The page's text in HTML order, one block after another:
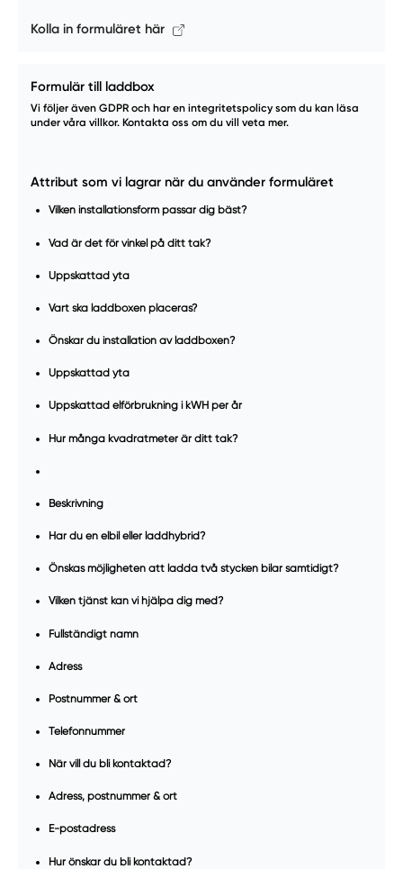
Kolla in formuläret här
Formulär till laddbox
Vi följer även GDPR och har en integritetspolicy som du kan läsa
under våra villkor. Kontakta oss om du vill veta mer.
Attribut som vi lagrar när du använder formuläret
Vilken installationsform passar dig bäst?
Vad är det för vinkel på ditt tak?
Uppskattad yta
Vart ska laddboxen placeras?
Önskar du installation av laddboxen?
Uppskattad yta
Uppskattad elförbrukning i kWH per år
Hur många kvadratmeter är ditt tak?
Beskrivning
Har du en elbil eller laddhybrid?
Önskas möjligheten att ladda två stycken bilar samtidigt?
Vilken tjänst kan vi hjälpa dig med?
Fullständigt namn
Adress
Postnummer & ort
Telefonnummer
När vill du bli kontaktad?
Adress, postnummer & ort
E-postadress
Hur önskar du bli kontaktad?